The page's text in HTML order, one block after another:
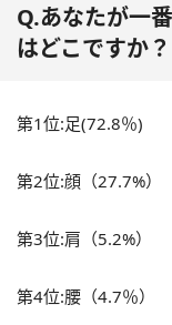
Q.あなたが一
はどこですか？
第1位:足(72.8％)
第2位:顔（27.7%）
第3位:肩（5.2%）
第4位:腰（4.7％）